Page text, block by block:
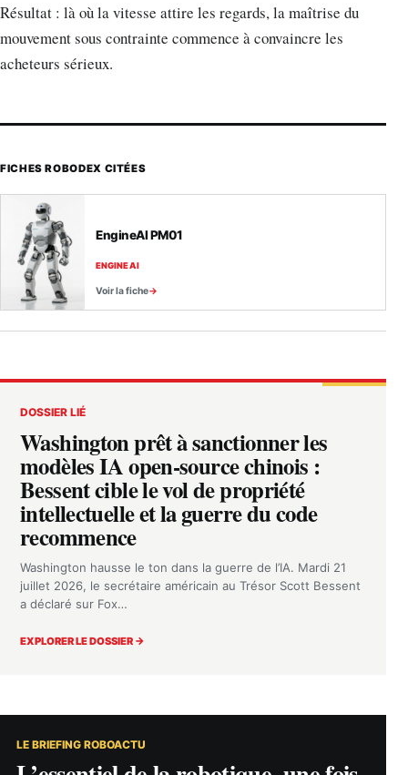
Résultat : là où la vitesse attire les regards, la maîtrise du
mouvement sous contrainte commence à convaincre les
acheteurs sérieux.
FICHES ROBODEX CITÉES
EngineAI PM01
ENGINEAI
Voir la fiche
DOSSIER LIÉ
Washington prêt à sanctionner les
modèles IA open-source chinois :
Bessent cible le vol de propriété
intellectuelle et la guerre du code
recommence
Washington hausse le ton dans la guerre de l’IA. Mardi 21
juillet 2026, le secrétaire américain au Trésor Scott Bessent
a déclaré sur Fox…
EXPLORER LE DOSSIER →
LE BRIEFING ROBOACTU